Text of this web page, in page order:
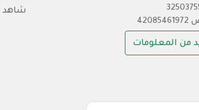
من المعلومات
شاهد